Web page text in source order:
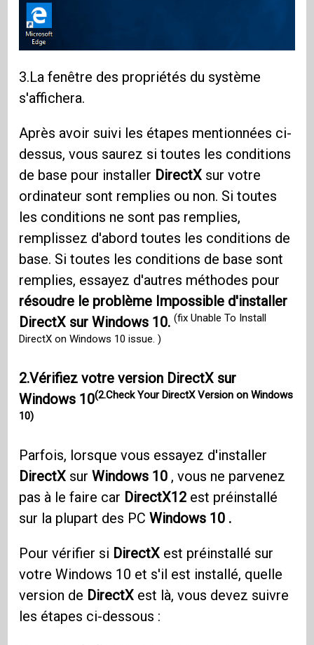
3.La fenêtre des propriétés du système
s'affichera.
Après avoir suivi les étapes mentionnées ci-
dessus, vous saurez si toutes les conditions
de base pour installer DirectX sur votre
ordinateur sont remplies ou non. Si toutes
les conditions ne sont pas remplies,
remplissez d'abord toutes les conditions de
base. Si toutes les conditions de base sont
remplies, essayez d'autres méthodes pour
résoudre le problème Impossible d'installer
DirectX sur Windows 10.(fix Unable To Install
DirectX on Windows 10 issue. )
2.Vérifiez votre version DirectX sur
Windows 10(2.Check Your DirectX Version on Windows
10)
Parfois, lorsque vous essayez d'installer
DirectX surWindows 10 , vous ne parvenez
pas à le faire car DirectX12 est préinstallé
sur la plupart des PCWindows 10 .
Pour vérifier si DirectX est préinstallé sur
votre Windows 10 et s'il est installé, quelle
version de DirectX est là, vous devez suivre
les étapes ci-dessous :